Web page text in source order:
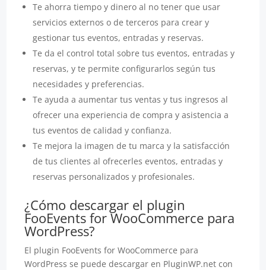
Te ahorra tiempo y dinero al no tener que usar
servicios externos o de terceros para crear y
gestionar tus eventos, entradas y reservas.
Te da el control total sobre tus eventos, entradas y
reservas, y te permite configurarlos según tus
necesidades y preferencias.
Te ayuda a aumentar tus ventas y tus ingresos al
ofrecer una experiencia de compra y asistencia a
tus eventos de calidad y confianza.
Te mejora la imagen de tu marca y la satisfacción
de tus clientes al ofrecerles eventos, entradas y
reservas personalizados y profesionales.
¿Cómo descargar el plugin
FooEvents for WooCommerce para
WordPress?
El plugin FooEvents for WooCommerce para
WordPress se puede descargar en PluginWP.net con